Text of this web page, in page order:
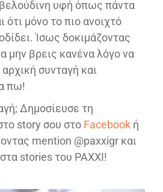
υφή όπως πάντα
ότι μόνο το πιο ανοιχτό
Ίσως δοκιμάζοντας
μην βρεις κανένα λόγο να
συνταγή και
πω!
Δημοσίευσε τη
story σου στο Facebook ή
mention @paxxigr και
stories του PAXXI!